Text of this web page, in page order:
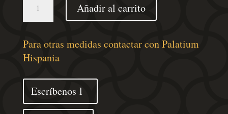
modelo
cantidad
Añadir al carrito
Para otras medidas contactar con Palatium
Hispania
Escríbenos